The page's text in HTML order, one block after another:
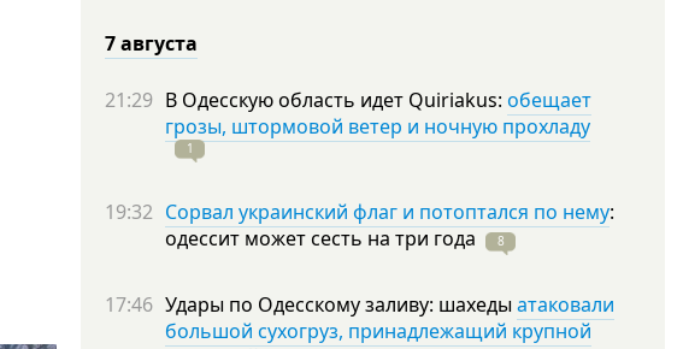
7 августа
21:29 В Одесскую область идет Quiriakus: обещает
грозы, штормовой ветер и ночную прохладу
1
19:32 Сорвал украинский флаг и потоптался по нему:
одессит может сесть на три года 8
17:46 Удары по Одесскому заливу: шахеды атаковали
большой сухогруз, принадлежащий крупной